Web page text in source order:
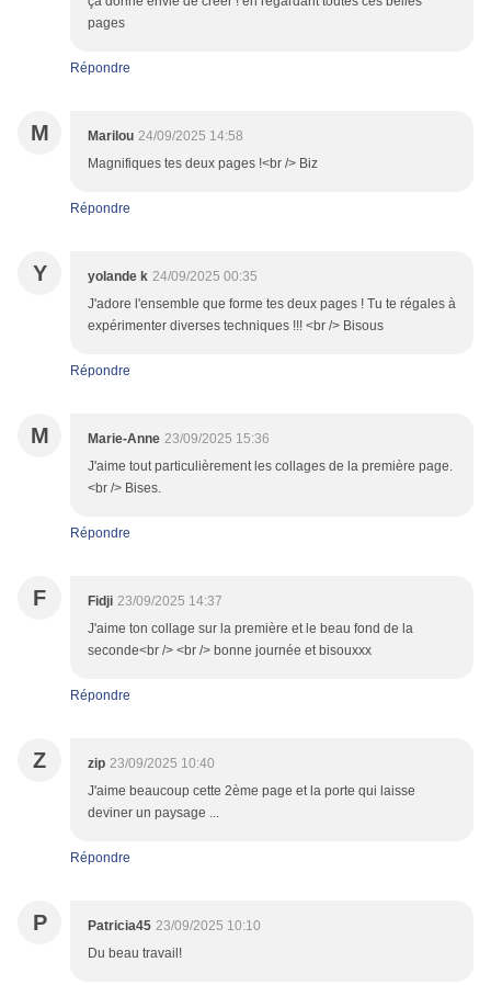
pages
Répondre
M Marilou 24/09/2025 14:58
Magnifiques tes deux pages !<br /> Biz
Répondre
Y yolande k 24/09/2025 00:35
J'adore l'ensemble que forme tes deux pages ! Tu te régales à
expérimenter diverses techniques !!! <br /> Bisous
Répondre
M Marie-Anne 23/09/2025 15:36
J'aime tout particulièrement les collages de la première page.
<br /> Bises.
Répondre
F Fidji 23/09/2025 14:37
J'aime ton collage sur la première et le beau fond de la
seconde<br /> <br /> bonne journée et bisouxxx
Répondre
Z zip 23/09/2025 10:40
J'aime beaucoup cette 2ème page et la porte qui laisse
deviner un paysage ...
Répondre
P Patricia45 23/09/2025 10:10
Du beau travail!